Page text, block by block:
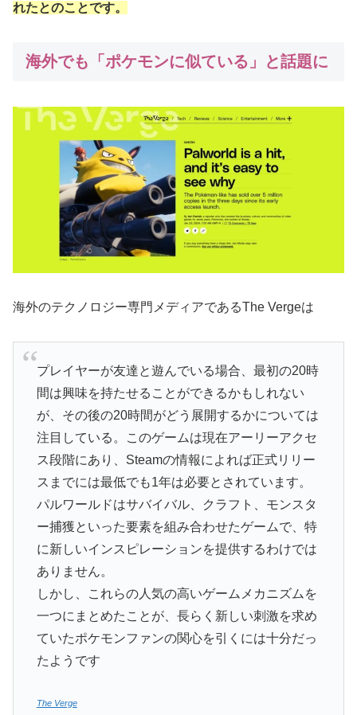
れたとのことです。
海外でも「ポケモンに似ている」と話題に
海外のテクノロジー専門メディアであるThe Vergeは
プレイヤーが友達と遊んでいる場合、最初の20時
間は興味を持たせることができるかもしれない
が、その後の20時間がどう展開するかについては
注目している。このゲームは現在アーリーアクセ
ス段階にあり、Steamの情報によれば正式リリー
スまでには最低でも1年は必要とされています。
パルワールドはサバイバル、クラフト、モンスタ
ー捕獲といった要素を組み合わせたゲームで、特
に新しいインスピレーションを提供するわけでは
ありません。
しかし、これらの人気の高いゲームメカニズムを
一つにまとめたことが、長らく新しい刺激を求め
ていたポケモンファンの関心を引くには十分だっ
たようです
The Verge